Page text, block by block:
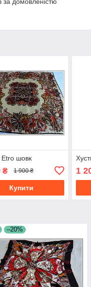
за домовленістю
Etro шовк
₴ 1 900 ₴
Купити
1
–20%